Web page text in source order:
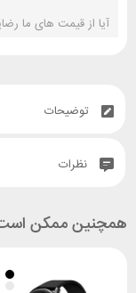
آیا از قیمت های ما
توضیحات
نظرات
همچنین ممکن